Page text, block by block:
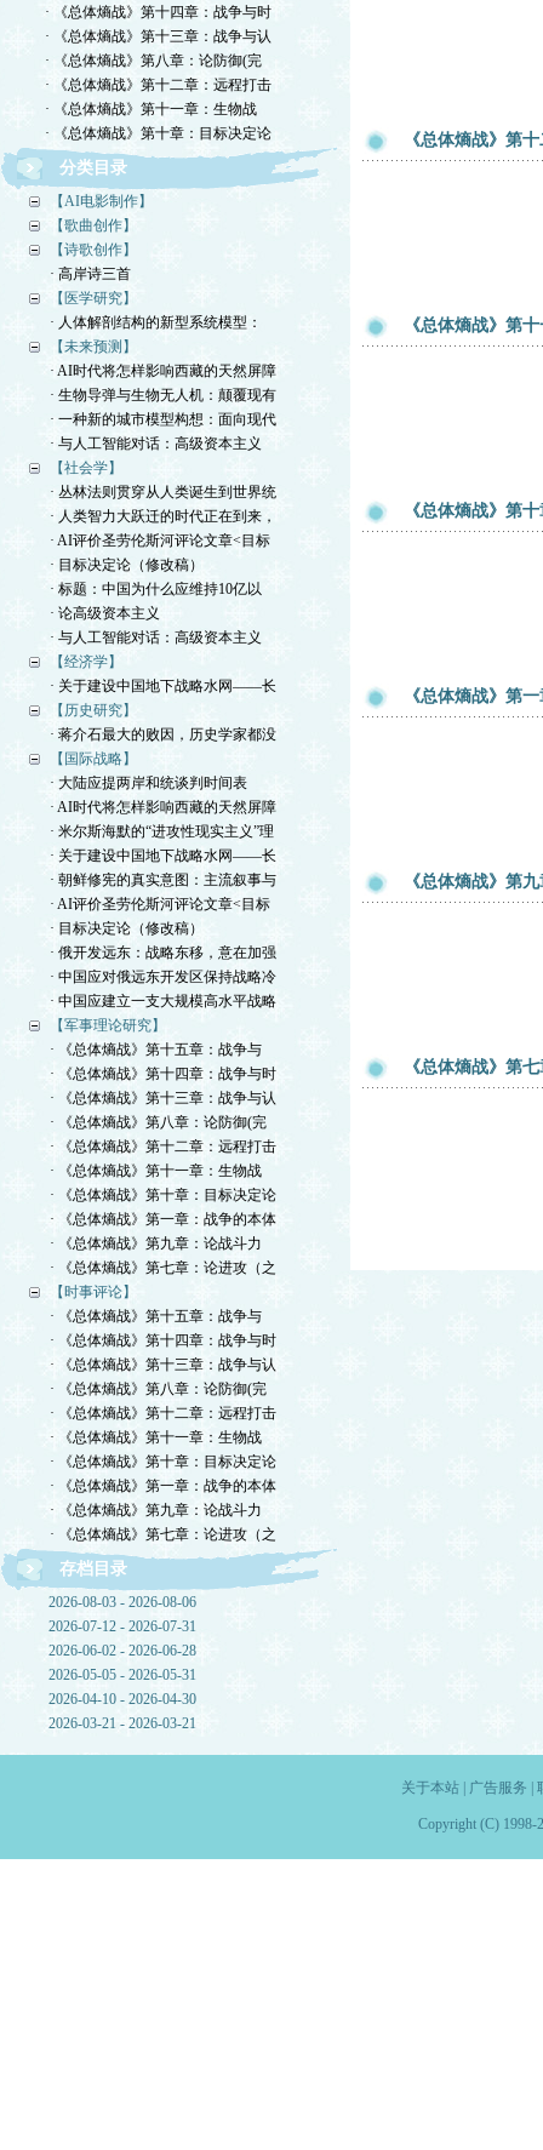
· 《总体熵战》第十四章：战争与时
· 《总体熵战》第十三章：战争与认
· 《总体熵战》第八章：论防御(完
· 《总体熵战》第十二章：远程打击
· 《总体熵战》第十一章：生物战
· 《总体熵战》第十章：目标决定论
分类目录
【AI电影制作】
【歌曲创作】
【诗歌创作】
· 高岸诗三首
【医学研究】
· 人体解剖结构的新型系统模型：
【未来预测】
· AI时代将怎样影响西藏的天然屏障
· 生物导弹与生物无人机：颠覆现有
· 一种新的城市模型构想：面向现代
· 与人工智能对话：高级资本主义
【社会学】
· 丛林法则贯穿从人类诞生到世界统
· 人类智力大跃迁的时代正在到来，
· AI评价圣劳伦斯河评论文章<目标
· 目标决定论（修改稿）
· 标题：中国为什么应维持10亿以
· 论高级资本主义
· 与人工智能对话：高级资本主义
【经济学】
· 关于建设中国地下战略水网——长
【历史研究】
· 蒋介石最大的败因，历史学家都没
【国际战略】
· 大陆应提两岸和统谈判时间表
· AI时代将怎样影响西藏的天然屏障
· 米尔斯海默的“进攻性现实主义”理
· 关于建设中国地下战略水网——长
· 朝鲜修宪的真实意图：主流叙事与
· AI评价圣劳伦斯河评论文章<目标
· 目标决定论（修改稿）
· 俄开发远东：战略东移，意在加强
· 中国应对俄远东开发区保持战略冷
· 中国应建立一支大规模高水平战略
【军事理论研究】
· 《总体熵战》第十五章：战争与
· 《总体熵战》第十四章：战争与时
· 《总体熵战》第十三章：战争与认
· 《总体熵战》第八章：论防御(完
· 《总体熵战》第十二章：远程打击
· 《总体熵战》第十一章：生物战
· 《总体熵战》第十章：目标决定论
· 《总体熵战》第一章：战争的本体
· 《总体熵战》第九章：论战斗力
· 《总体熵战》第七章：论进攻（之
【时事评论】
· 《总体熵战》第十五章：战争与
· 《总体熵战》第十四章：战争与时
· 《总体熵战》第十三章：战争与认
· 《总体熵战》第八章：论防御(完
· 《总体熵战》第十二章：远程打击
· 《总体熵战》第十一章：生物战
· 《总体熵战》第十章：目标决定论
· 《总体熵战》第一章：战争的本体
· 《总体熵战》第九章：论战斗力
· 《总体熵战》第七章：论进攻（之
存档目录
2026-08-03 - 2026-08-06
2026-07-12 - 2026-07-31
2026-06-02 - 2026-06-28
2026-05-05 - 2026-05-31
2026-04-10 - 2026-04-30
2026-03-21 - 2026-03-21
《总体熵战》第
《总体熵战》第
《总体熵战》第
《总体熵战》第
《总体熵战》第
《总体熵战》第
关于本站| 广告服务
Copyright (C) 1998-